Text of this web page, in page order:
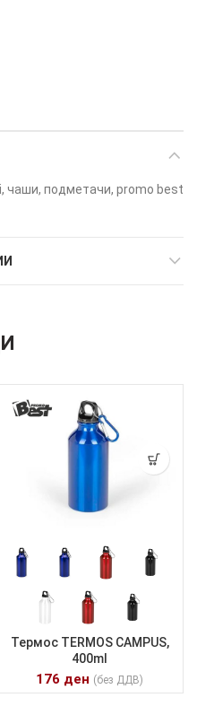
чаши, подметачи, promo best
Термос TERMOS CAMPUS,
400ml
176 ден (без ДДВ)